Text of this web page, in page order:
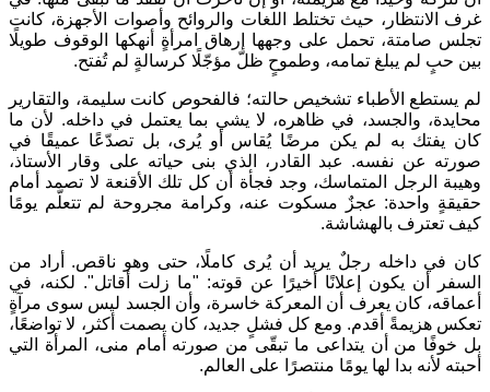
غرف الانتظار، حيث تختلط اللغات والروائح وأصوات الأجهزة، كانت
تجلس صامتة، تحمل على وجهها إرهاق امرأةٍ أنهكها الوقوف طويلًا
بين حبٍ لم يبلغ تمامه، وطموحٍ ظلّ مؤجّلًا كرسالةٍ لم تُفتح.
لم يستطع الأطباء تشخيص حالته؛ فالفحوص كانت سليمة، والتقارير
محايدة، والجسد، في ظاهره، لا يشي بما يعتمل في داخله. لأن ما
كان يفتك به لم يكن مرضًا يُقاس أو يُرى، بل تصدّعًا عميقًا في
صورته عن نفسه. عبد القادر، الذي بنى حياته على وقار الأستاذ،
وهيبة الرجل المتماسك، وجد فجأة أن كل تلك الأقنعة لا تصمد أمام
حقيقةٍ واحدة: عجزٌ مسكوت عنه، وكرامة مجروحة لم تتعلّم يومًا
كيف تعترف بالهشاشة.
كان في داخله رجلٌ يريد أن يُرى كاملًا، حتى وهو ناقص. أراد من
السفر أن يكون إعلانًا أخيرًا عن قوته: "ما زلت أقاتل". لكنه، في
أعماقه، كان يعرف أن المعركة خاسرة، وأن الجسد ليس سوى مرآةٍ
تعكس هزيمةً أقدم. ومع كل فشلٍ جديد، كان يصمت أكثر، لا تواضعًا،
بل خوفًا من أن يتداعى ما تبقّى من صورته أمام منى، المرأة التي
أحبته لأنه بدا لها يومًا منتصرًا على العالم.